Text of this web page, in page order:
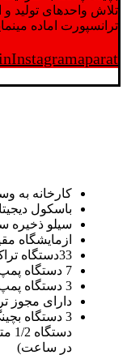
تلاش واحدهای تولید و
ترانسپورت اماده
Instagramaparat
کارخانه به وسعت 20000
باسکول دیجیتال 60 تنی
سیلو ذخیره
ازمایشگاه
33دستگاه تراک میکسر
7 دستگاه پمپ ثابت
3 دستگاه پمپ دکل 36-42-52 متری
دارای مجوز
در ساعت)